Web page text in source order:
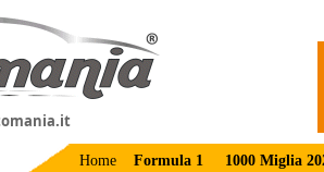
Home Formula 1 1000 Miglia